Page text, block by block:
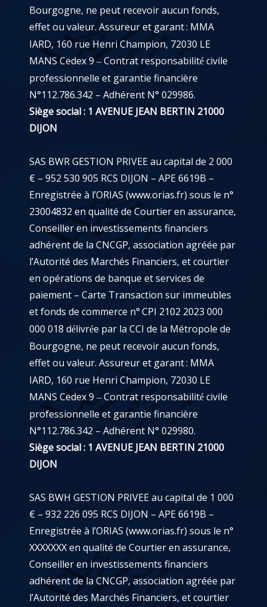
Bourgogne, ne peut recevoir aucun fonds,
effet ou valeur. Assureur et garant: MMA
IARD, 160 rue Henri Champion, 72030 LE
MANS Cedex 9– Contrat responsabilité civile
professionnelle et garantie financière
N°112.786.342 – Adhérent N° 029986.
Siège social : 1 AVENUE JEAN BERTIN 21000
DIJON
SAS BWR GESTION PRIVEE au capital de 2 000
€ – 952 530 905 RCS DIJON – APE 6619B –
Enregistrée à l’ORIAS (www.orias.fr) sous le n°
23004832 en qualité de Courtier en assurance,
Conseiller en investissements financiers
adhérent de la CNCGP, association agréée par
l’Autorité des Marchés Financiers, et courtier
en opérations de banque et services de
paiement – Carte Transaction sur immeubles
et fonds de commerce n°CPI 2102 2023 000
000 018 délivrée par la CCI de la Métropole de
Bourgogne, ne peut recevoir aucun fonds,
effet ou valeur. Assureur et garant: MMA
IARD, 160 rue Henri Champion, 72030 LE
MANS Cedex 9–Contrat responsabilité civile
professionnelle et garantie financière
N°112.786.342 – Adhérent N° 029980.
Siège social : 1 AVENUE JEAN BERTIN 21000
DIJON
SAS BWH GESTION PRIVEE au capital de 1 000
€ – 932 226 095 RCS DIJON – APE 6619B –
Enregistrée à l’ORIAS (www.orias.fr) sous le n°
XXXXXXX en qualité de Courtier en assurance,
Conseiller en investissements financiers
adhérent de la CNCGP, association agréée par
l’Autorité des Marchés Financiers, et courtier